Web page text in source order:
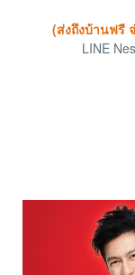
(ส่งถึงบ้านฟรี
LINE